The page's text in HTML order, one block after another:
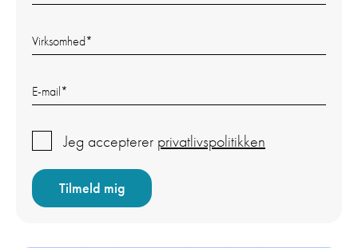
Virksomhed*
E-mail*
Jeg accepterer privatlivspolitikken